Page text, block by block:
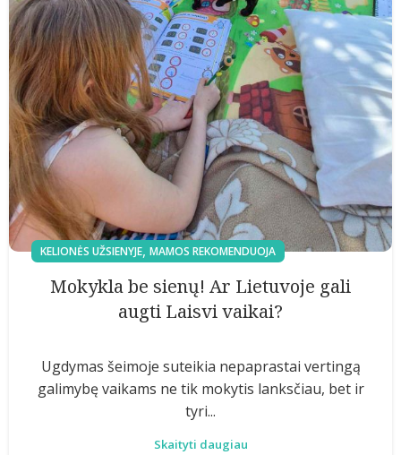
KELIONĖS UŽSIENYJE, MAMOS REKOMENDUOJA
Mokykla be sienų! Ar Lietuvoje gali
augti Laisvi vaikai?
Ugdymas šeimoje suteikia nepaprastai vertingą
galimybę vaikams ne tik mokytis lanksčiau, bet ir
tyri...
Skaityti daugiau